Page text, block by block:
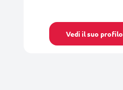
Vedi il suo profilo